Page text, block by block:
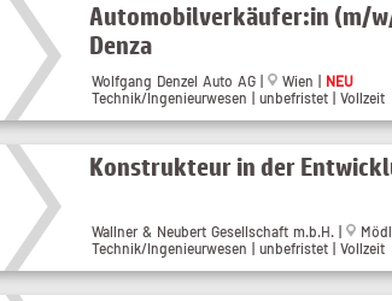
Automobilverkäufer:in (m/
Denza
Wolfgang Denzel Auto AG | Wien | NEU
Technik/Ingenieurwesen | unbefristet | Vollzeit
Konstrukteur in der
Wallner & Neubert Gesellschaft m.b.H. |
Technik/Ingenieurwesen | unbefristet | Vollzeit